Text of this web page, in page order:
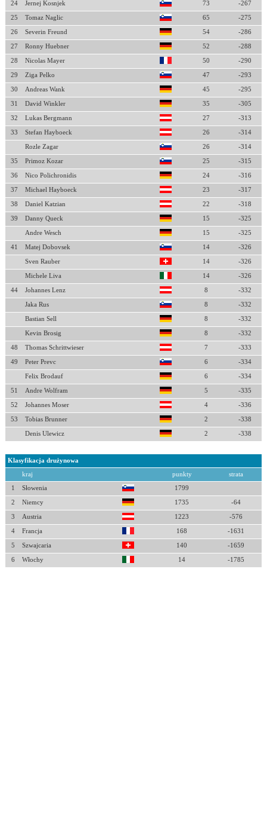
24 Jernej Kosnjek 73 -267
25 Tomaz Naglic 65 -275
26 Severin Freund 54 -286
27 Ronny Huebner 52 -288
28 Nicolas Mayer 50 -290
29 Ziga Pelko 47 -293
30 Andreas Wank 45 -295
31 David Winkler 35 -305
32 Lukas Bergmann 27 -313
33 Stefan Hayboeck 26 -314
Rozle Zagar 26 -314
35 Primoz Kozar 25 -315
36 Nico Polichronidis 24 -316
37 Michael Hayboeck 23 -317
38 Daniel Katzian 22 -318
39 Danny Queck 15 -325
Andre Wesch 15 -325
41 Matej Dobovsek 14 -326
Sven Rauber 14 -326
Michele Liva 14 -326
44 Johannes Lenz 8 -332
Jaka Rus 8 -332
Bastian Sell 8 -332
Kevin Brosig 8 -332
48 Thomas Schrittwieser 7 -333
49 Peter Prevc 6 -334
Felix Brodauf 6 -334
51 Andre Wolfram 5 -335
52 Johannes Moser 4 -336
53 Tobias Brunner 2 -338
Denis Ulewicz 2 -338
Klasyfikacja drużynowa
kraj punkty strata
1 Słowenia 1799
2 Niemcy 1735 -64
3 Austria 1223 -576
4 Francja 168 -1631
5 Szwajcaria 140 -1659
6 Włochy 14 -1785